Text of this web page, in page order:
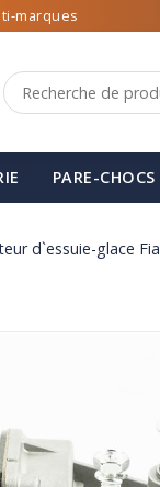
marques
PARE-CHOCS
d`essuie-glace